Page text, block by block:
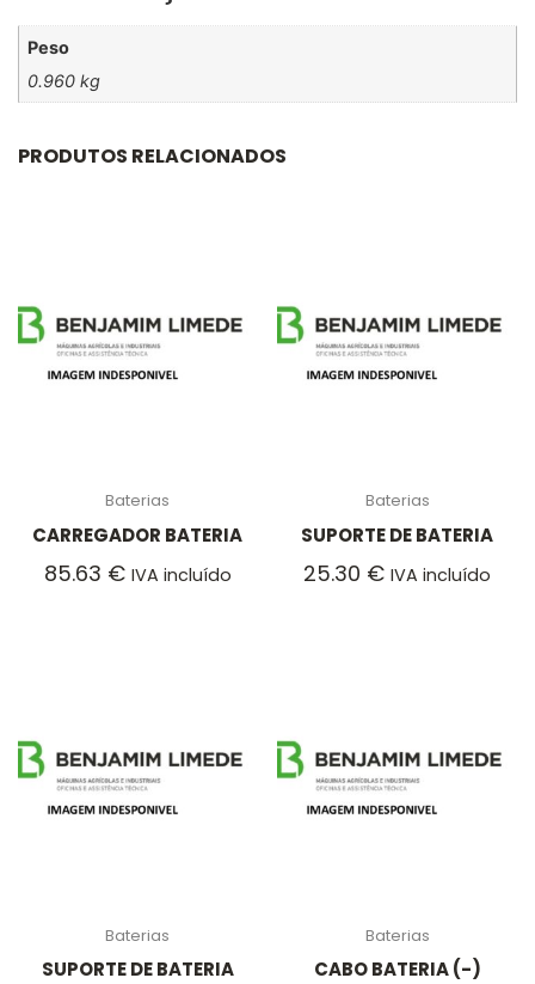
Peso
0.960 kg
PRODUTOS RELACIONADOS
Baterias
CARREGADOR BATERIA
85.63 € IVA incluído
Baterias
SUPORTE DE BATERIA
25.30 € IVA incluído
Baterias
SUPORTE DE BATERIA
Baterias
CABO BATERIA (-)